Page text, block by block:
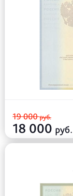
19 000руб.
18 000 руб.